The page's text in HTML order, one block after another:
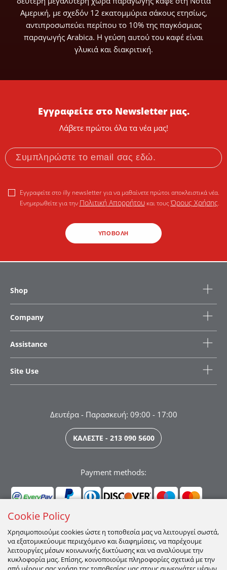
Αμερική, με σχεδόν 12 εκατομμύρια σάκους ετησίως,
αντιπροσωπεύει περίπου το 10% της παγκόσμιας
παραγωγής Arabica. Η γεύση αυτού του καφέ είναι
γλυκιά και διακριτική.
Εγγραφείτε στο Newsletter μας.
Λάβετε πρώτοι όλα τα νέα μας!
ΥΠΟΒΟΛΗ
Εγγραφείτε στο illy newsletter για να μαθαίνετε πρώτοι αποκλειστικά νέα.
Ενημερωθείτε για την Πολιτική Απορρήτουκαι τουςΌρους Χρήσης.
Shop
Company
Assistance
Site Use
Δευτέρα - Παρασκευή: 09:00 - 17:00
ΚΑΛΕΣΤΕ - 213 090 5600
Payment methods:
Ακολουθήστε μας:
Cookie Policy
Χρησιμοποιούμε cookies ώστε η τοποθεσία μας να λειτουργεί σωστά,
να εξατομικεύουμε περιεχόμενο και διαφημίσεις, να παρέχουμε
λειτουργίες μέσων κοινωνικής δικτύωσης και να αναλύουμε την
κυκλοφορία μας. Επίσης, κοινοποιούμε πληροφορίες σχετικά με την